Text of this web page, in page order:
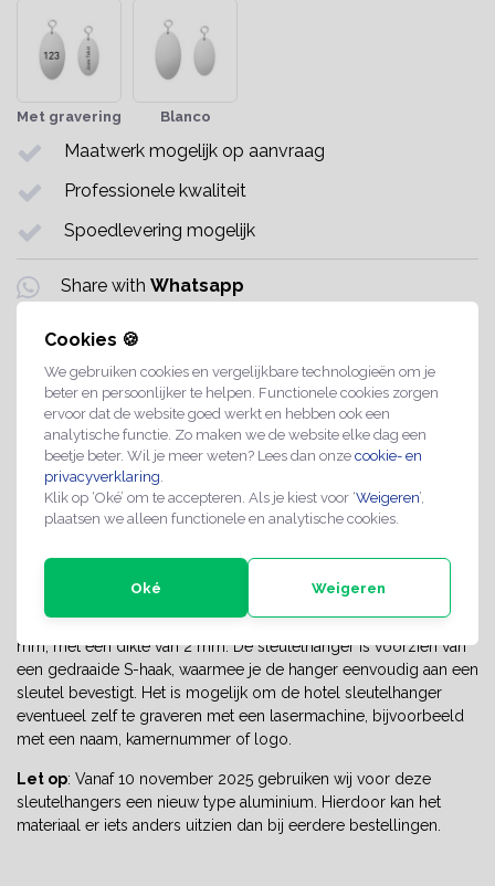
Cookies 🍪
We gebruiken cookies en vergelijkbare technologieën om je
beter en persoonlijker te helpen. Functionele cookies zorgen
ervoor dat de website goed werkt en hebben ook een
analytische functie. Zo maken we de website elke dag een
beetje beter. Wil je meer weten? Lees dan onze cookie- en
privacyverklaring.
Klik op ‘Oké’ om te accepteren. Als je kiest voor ‘Weigeren’,
plaatsen we alleen functionele en analytische cookies.
Oké Weigeren
Met gravering Blanco
Maatwerk mogelijk op aanvraag
Professionele kwaliteit
Spoedlevering mogelijk
Share with Whatsapp
De Louis hotel sleutelhanger is geschikt voor vrijwel elke sleutel
of sleutelbos. Hang de sleutelhanger bijvoorbeeld aan de
kamerdeursleutel van een hotel, bed & breakfast of boetiekhotel.
Het strakke, ovale ontwerp geeft direct een verzorgde en
professionele uitstraling.
Hotelsleutelhanger van mat
aluminium
De Louis hotel sleutelhanger is gemaakt van mat zilverkleurig
aluminium en is verkrijgbaar in de maten 37 x 67 mm en 45 x 85
mm, met een dikte van 2 mm. De sleutelhanger is voorzien van
een gedraaide S-haak, waarmee je de hanger eenvoudig aan een
sleutel bevestigt. Het is mogelijk om de hotel sleutelhanger
eventueel zelf te graveren met een lasermachine, bijvoorbeeld
met een naam, kamernummer of logo.
Let op: Vanaf 10 november 2025 gebruiken wij voor deze
sleutelhangers een nieuw type aluminium. Hierdoor kan het
materiaal er iets anders uitzien dan bij eerdere bestellingen.